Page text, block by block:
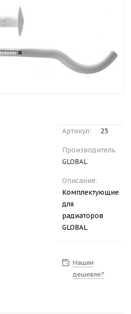
Артикул: 25
Производитель
GLOBAL
Описание:
Комплектующие
для
радиаторов
GLOBAL
Нашли
дешевле?